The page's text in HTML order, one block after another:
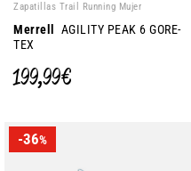
Zapatillas Trail Running Mujer
Merrell
AGILITY PEAK 6 GORE-
TEX
199,99 €
-36%